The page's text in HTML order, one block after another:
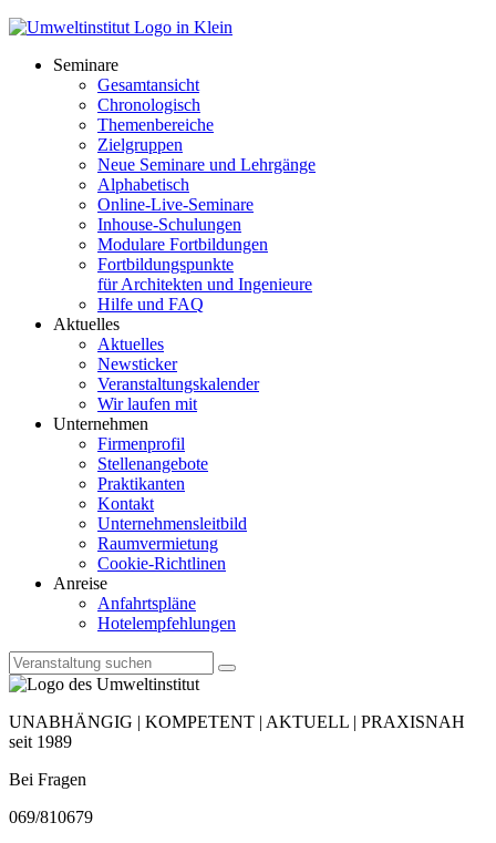
Seminare
Gesamtansicht
Chronologisch
Themenbereiche
Zielgruppen
Neue Seminare und Lehrgänge
Alphabetisch
Online-Live-Seminare
Inhouse-Schulungen
Modulare Fortbildungen
Fortbildungspunkte
für Architekten und Ingenieure
Hilfe und FAQ
Aktuelles
Aktuelles
Newsticker
Veranstaltungskalender
Wir laufen mit
Unternehmen
Firmenprofil
Stellenangebote
Praktikanten
Kontakt
Unternehmensleitbild
Raumvermietung
Cookie-Richtlinen
Anreise
Anfahrtspläne
Hotelempfehlungen
UNABHÄNGIG | KOMPETENT | AKTUELL | PRAXISNAH
seit 1989
Bei Fragen
069/810679